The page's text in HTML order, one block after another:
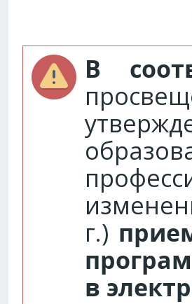
В
г.)
в